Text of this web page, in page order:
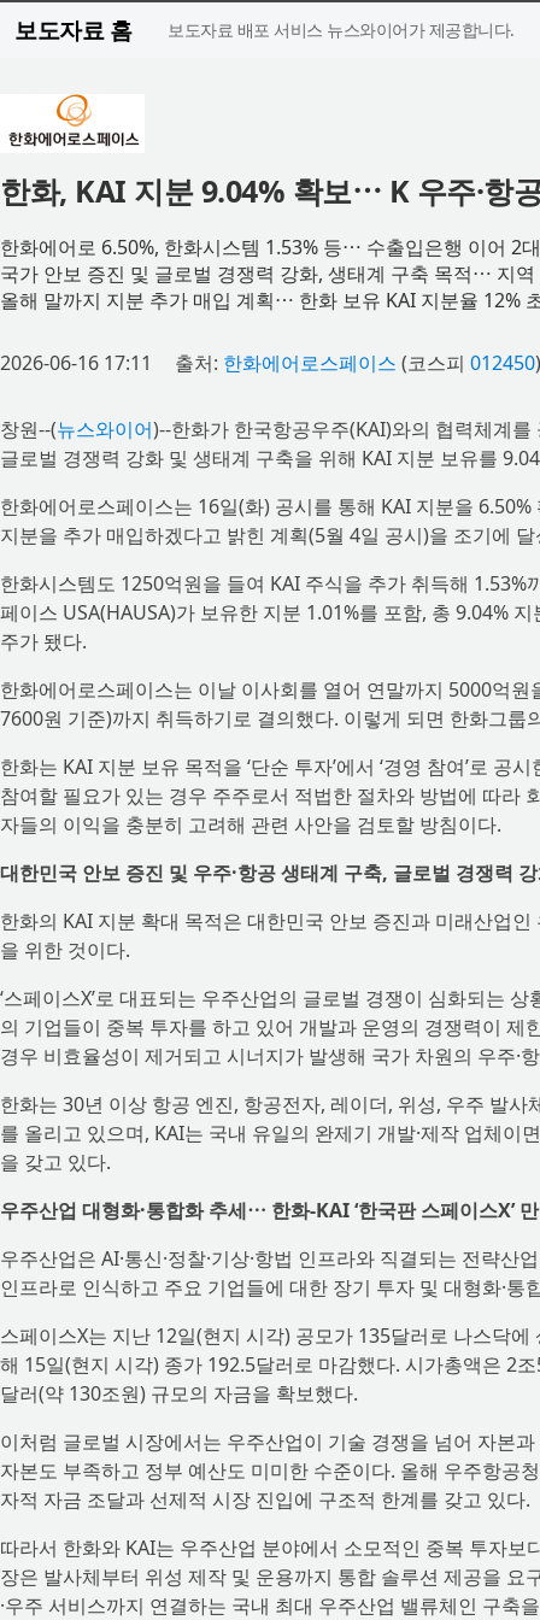
보도자료 홈 보도자료 배포 서비스 뉴스와이어가 제공합니다.
한화, KAI 지분 9.04% 확보⋯ K 우주·항
한화에어로 6.50%, 한화시스템 1.53% 등⋯ 수출입은행 이어 2
국가 안보 증진 및 글로벌 경쟁력 강화, 생태계 구축 목적⋯ 지
올해 말까지 지분 추가 매입 계획⋯ 한화 보유 KAI 지분율 12%
2026-06-16 17:11 출처: 한화에어로스페이스 (코스피 012450)
창원--(뉴스와이어)--한화가 한국항공우주(KAI)와의 협력체계
글로벌 경쟁력 강화 및 생태계 구축을 위해 KAI 지분 보유를
한화에어로스페이스는 16일(화) 공시를 통해 KAI 지분을
지분을 추가 매입하겠다고 밝힌 계획(5월 4일 공시)을 조기에
한화시스템도 1250억원을 들여 KAI 주식을 추가 취득해
페이스 USA(HAUSA)가 보유한 지분 1.01%를 포함, 총 9.04%
주가 됐다.
한화에어로스페이스는 이날 이사회를 열어 연말까지 5000억
7600원 기준)까지 취득하기로 결의했다. 이렇게 되면 한화그룹
한화는 KAI 지분 보유 목적을 ‘단순 투자’에서 ‘경영 참여’로
참여할 필요가 있는 경우 주주로서 적법한 절차와 방법에 따라
자들의 이익을 충분히 고려해 관련 사안을 검토할 방침이다.
대한민국 안보 증진 및 우주·항공 생태계 구축, 글로벌 경쟁력
한화의 KAI 지분 확대 목적은 대한민국 안보 증진과 미래산업
을 위한 것이다.
‘스페이스X’로 대표되는 우주산업의 글로벌 경쟁이 심화되는
의 기업들이 중복 투자를 하고 있어 개발과 운영의 경쟁력이
경우 비효율성이 제거되고 시너지가 발생해 국가 차원의 우주·
한화는 30년 이상 항공 엔진, 항공전자, 레이더, 위성, 우주 발
를 올리고 있으며, KAI는 국내 유일의 완제기 개발·제작 업체
을 갖고 있다.
우주산업 대형화·통합화 추세⋯ 한화-KAI ‘한국판 스페이스X’
우주산업은 AI·통신·정찰·기상·항법 인프라와 직결되는 전략
인프라로 인식하고 주요 기업들에 대한 장기 투자 및 대형화·통
스페이스X는 지난 12일(현지 시각) 공모가 135달러로 나스닥
해 15일(현지 시각) 종가 192.5달러로 마감했다. 시가총액은 2
달러(약 130조원) 규모의 자금을 확보했다.
이처럼 글로벌 시장에서는 우주산업이 기술 경쟁을 넘어 자본
자본도 부족하고 정부 예산도 미미한 수준이다. 올해 우주항공
자적 자금 조달과 선제적 시장 진입에 구조적 한계를 갖고 있다.
따라서 한화와 KAI는 우주산업 분야에서 소모적인 중복 투자
장은 발사체부터 위성 제작 및 운용까지 통합 솔루션 제공을 요
·우주 서비스까지 연결하는 국내 최대 우주산업 밸류체인 구축